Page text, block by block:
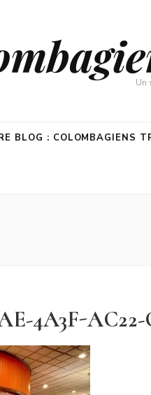
Un
BLOG : COLOMBAGIENS
4A3F-AC22-